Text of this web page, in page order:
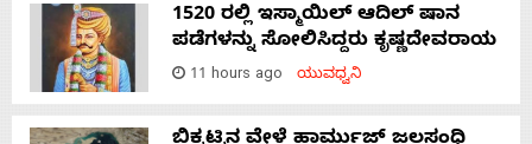
1520 ರಲ್ಲಿ ಇಸ್ಮಾಯಿಲ್ ಆದಿಲ್ ಷಾನ
ಪಡೆಗಳನ್ನು ಸೋಲಿಸಿದ್ದರು ಕೃಷ್ಣದೇವರಾಯ
11 hours ago ಯುವಧ್ವನಿ